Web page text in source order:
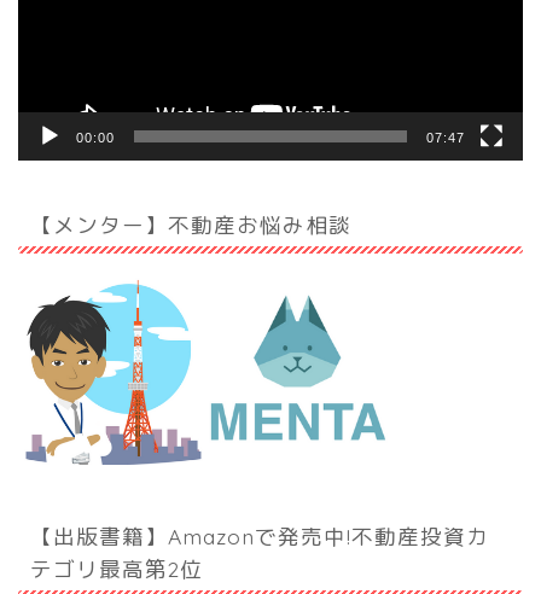
00:00 07:47
【メンター】不動産お悩み相談
【出版書籍】Amazonで発売中!不動産投資カ
テゴリ最高第2位